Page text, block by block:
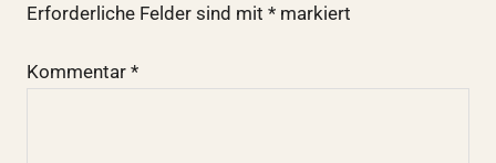
Erforderliche Felder sind mit *markiert
Kommentar *